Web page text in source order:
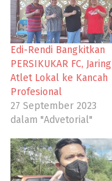
Edi-Rendi Bangkitkan
PERSIKUKAR FC, Jaring
Atlet Lokal ke Kancah
Profesional
27 September 2023
dalam "Advetorial"